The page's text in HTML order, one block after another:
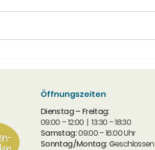
Star?
Öffnungszeiten
Dienstag – Freitag:
09:00 – 12:00 | 13:30 – 18:30​
Samstag:09:00 – 16:00 Uhr
Sonntag/Montag: Geschlossen​